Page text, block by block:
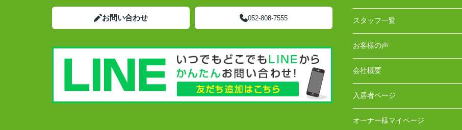
お問い合わせ 052-808-7555 スタッフ一覧
お客様の声
会社概要
入居者ページ
オーナー様マイページ